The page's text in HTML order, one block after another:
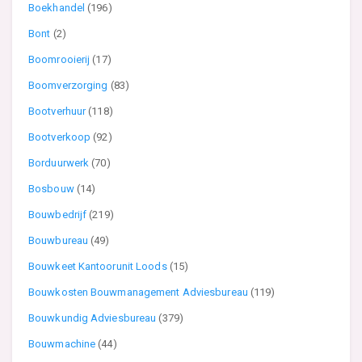
Boekhandel(196)
Bont (2)
Boomrooierij(17)
Boomverzorging (83)
Bootverhuur(118)
Bootverkoop(92)
Borduurwerk(70)
Bosbouw (14)
Bouwbedrijf(219)
Bouwbureau(49)
Bouwkeet Kantoorunit Loods (15)
Bouwkosten Bouwmanagement Adviesbureau (119)
Bouwkundig Adviesbureau(379)
Bouwmachine(44)